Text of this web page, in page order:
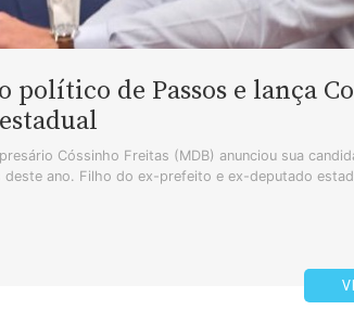
político de Passos e lança
Cóssinho Freitas (MDB) anunciou sua
deste ano. Filho do ex-prefeito e ex-deputado